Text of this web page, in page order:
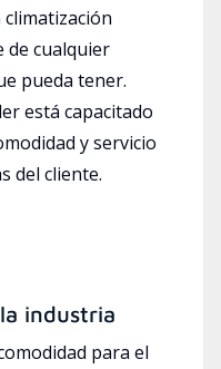
de cualquier
pueda tener.
está capacitado
y servicio
del cliente.
industria
para el